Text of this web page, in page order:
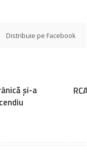
Distribuie pe Facebook
și-a